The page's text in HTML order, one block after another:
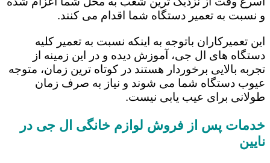
و نسبت به تعمیر دستگاه شما اقدام می کنند.
این تعمیرکاران باتوجه به اینکه نسبت به تعمیر کلیه
دستگاه های ال جی، آموزش دیده و در این زمینه از
تجربه بالایی برخوردار هستند در کوتاه ترین زمان، متوجه
عیوب دستگاه شما می شوند و نیاز به صرف زمان
طولانی برای عیب یابی نیست.
خدمات پس از فروش لوازم خانگی ال جی در
نایین